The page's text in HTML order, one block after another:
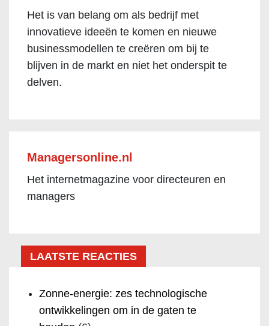
Het is van belang om als bedrijf met
innovatieve ideeën te komen en nieuwe
businessmodellen te creëren om bij te
blijven in de markt en niet het onderspit te
delven.
Managersonline.nl
Het internetmagazine voor directeuren en
managers
LAATSTE REACTIES
Zonne-energie: zes technologische
ontwikkelingen om in de gaten te